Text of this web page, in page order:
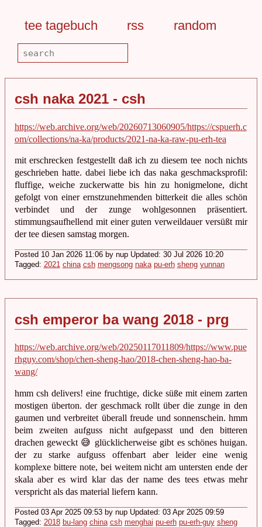
tee tagebuch rss random
csh naka 2021 - csh
https://web.archive.org/web/20260713060905/https://cspuerh.c
om/collections/na-ka/products/2021-na-ka-raw-pu-erh-tea
mit erschrecken festgestellt daß ich zu diesem tee noch nichts
geschrieben hatte. dabei liebe ich das naka geschmacksprofil:
fluffige, weiche zuckerwatte bis hin zu honigmelone, dicht
gefolgt von einer ernstzunehmenden bitterkeit die alles schön
verbindet und der zunge wohlgesonnen präsentiert.
stimmungsaufhellend mit einer guten verweildauer versüßt mir
der tee diesen samstag morgen.
Posted 10 Jan 2026 11:06 by nup Updated: 30 Jul 2026 10:20
Tagged: 2021 china csh mengsong naka pu-erh sheng yunnan
csh emperor ba wang 2018 - prg
https://web.archive.org/web/20250117011809/https://www.pue
rhguy.com/shop/chen-sheng-hao/2018-chen-sheng-hao-ba-
wang/
hmm csh delivers! eine fruchtige, dicke süße mit einem zarten
mostigen überton. der geschmack rollt über die zunge in den
gaumen und verbreitet überall freude und sonnenschein. hmm
beim zweiten aufguss nicht aufgepasst und den bitteren
drachen geweckt 😅 glücklicherweise gibt es schönes huigan.
der zu starke aufguss offenbart aber leider eine wenig
komplexe bittere note, bei weitem nicht am untersten ende der
skala aber es wird klar das der name des tees etwas mehr
verspricht als das material liefern kann.
Posted 03 Apr 2025 09:53 by nup Updated: 03 Apr 2025 09:59
Tagged: 2018 bu-lang china csh menghai pu-erh pu-erh-guy sheng